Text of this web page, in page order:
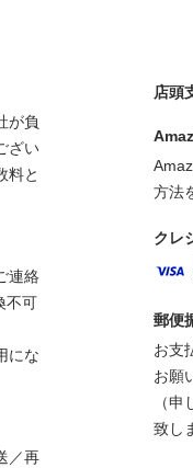
が負
ざい
料と
連絡
不可
にな
／再
店頭
方法
クレ
郵便
お支
お願
（
致し